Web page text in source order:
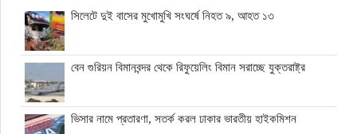
সিলেটে দুই বাসের মুখোমুখি সংঘর্ষে নিহত ৯, আহত ১৩
বেন গুরিয়ন বিমানবন্দর থেকে রিফুয়েলিং বিমান সরাচ্ছে যুক্তরাষ্ট্র
ভিসার নামে প্রতারণা, সতর্ক করল ঢাকার ভারতীয় হাইকমিশন